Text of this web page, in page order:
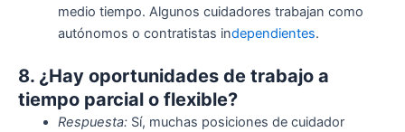
medio tiempo. Algunos cuidadores trabajan como
autónomos o contratistas independientes.
8. ¿Hay oportunidades de trabajo a
tiempo parcial o flexible?
Respuesta:Sí, muchas posiciones de cuidador